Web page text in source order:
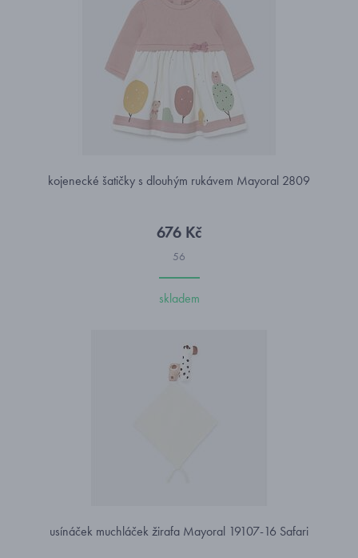
kojenecké šatičky s dlouhým rukávem Mayoral 2809
676 Kč
56
skladem
usínáček muchláček žirafa Mayoral 19107-16 Safari